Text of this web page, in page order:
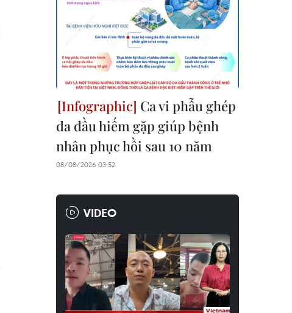
Ca vi phẫu ghép
da đầu hiếm gặp giúp bệnh
nhân phục hồi sau 10 năm
08/08/2026 03:52
VIDEO